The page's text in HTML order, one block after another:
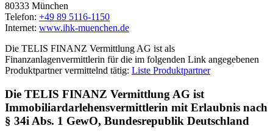
80333 München
Telefon: +49 89 5116-1150
Internet: www.ihk-muenchen.de
Die TELIS FINANZ Vermittlung AG ist als
Finanzanlagenvermittlerin für die im folgenden Link angegebenen
Produktpartner vermittelnd tätig: Liste Produktpartner
Die TELIS FINANZ Vermittlung AG ist
Immobiliardarlehensvermittlerin mit Erlaubnis nach
§ 34i Abs. 1 GewO, Bundesrepublik Deutschland